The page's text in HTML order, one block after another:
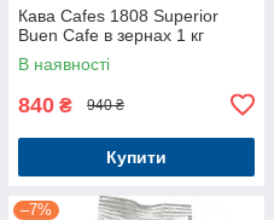
Кава Cafes 1808 Superior
Buen Cafe в зернах 1 кг
В наявності
840 ₴ 940 ₴
Купити
–7%